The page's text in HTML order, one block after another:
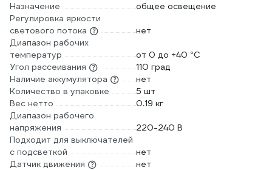
Назначение
общее освещение
Регулировка яркости
светового потока
нет
Диапазон рабочих
температур
от 0 до +40 °С
Угол рассеивания
110 град
Наличие аккумулятора
нет
Количество в упаковке
5 шт
Вес нетто
0.19 кг
Диапазон рабочего
напряжения
220-240 В
Подходит для выключателей
с подсветкой
нет
Датчик движения
нет